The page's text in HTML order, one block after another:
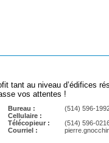
tant au niveau d’édifices
vos attentes !
Bureau :
(514) 596-
Cellulaire :
Télécopieur :
(514) 596-
Courriel :